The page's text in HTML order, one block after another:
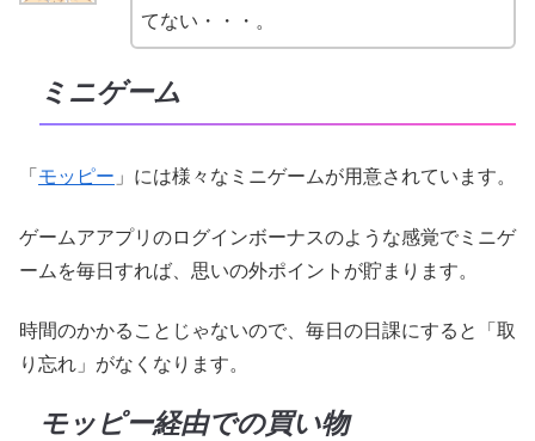
てない・・・。
ミニゲーム
「 モッピー 」には様々なミニゲームが用意されています。
ゲームアアプリのログインボーナスのような感覚でミニゲ
ームを毎日すれば、思いの外ポイントが貯まります。
時間のかかることじゃないので、毎日の日課にすると「取
り忘れ」がなくなります。
モッピー経由での買い物